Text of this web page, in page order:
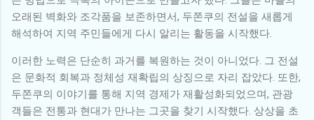
오래된 벽화와 조각품을 보존하면서, 두쫀쿠의 전설을 새롭게
해석하여 지역 주민들에게 다시 알리는 활동을 시작했다.
이러한 노력은 단순히 과거를 복원하는 것이 아니었다. 그 전설
은 문화적 회복과 정체성 재확립의 상징으로 자리 잡았다. 또한,
두쫀쿠의 이야기를 통해 지역 경제가 재활성화되었으며, 관광
객들은 전통과 현대가 만나는 그곳을 찾기 시작했다. 상상을 초